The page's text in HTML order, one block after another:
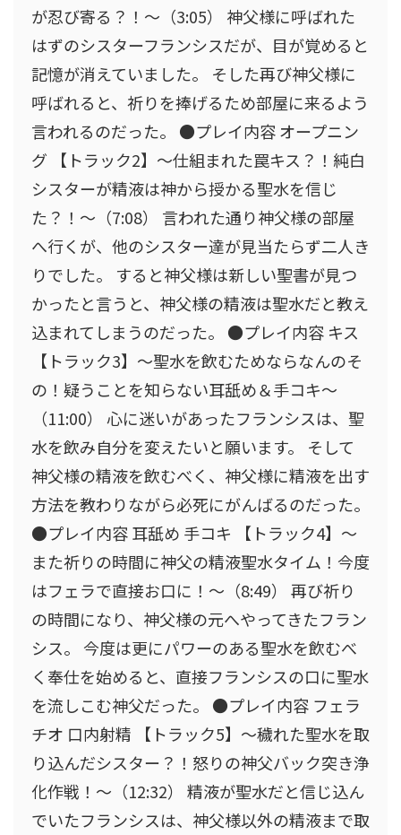
が忍び寄る？！〜（3:05） 神父様に呼ばれた
はずのシスターフランシスだが、目が覚めると
記憶が消えていました。 そした再び神父様に
呼ばれると、祈りを捧げるため部屋に来るよう
言われるのだった。 ●プレイ内容 オープニン
グ 【トラック2】〜仕組まれた罠キス？！純白
シスターが精液は神から授かる聖水を信じ
た？！〜（7:08） 言われた通り神父様の部屋
へ行くが、他のシスター達が見当たらず二人き
りでした。 すると神父様は新しい聖書が見つ
かったと言うと、神父様の精液は聖水だと教え
込まれてしまうのだった。 ●プレイ内容 キス
【トラック3】〜聖水を飲むためならなんのそ
の！疑うことを知らない耳舐め＆手コキ〜
（11:00） 心に迷いがあったフランシスは、聖
水を飲み自分を変えたいと願います。 そして
神父様の精液を飲むべく、神父様に精液を出す
方法を教わりながら必死にがんばるのだった。
●プレイ内容 耳舐め 手コキ 【トラック4】〜
また祈りの時間に神父の精液聖水タイム！今度
はフェラで直接お口に！〜（8:49） 再び祈り
の時間になり、神父様の元へやってきたフラン
シス。 今度は更にパワーのある聖水を飲むべ
く奉仕を始めると、直接フランシスの口に聖水
を流しこむ神父だった。 ●プレイ内容 フェラ
チオ 口内射精 【トラック5】〜穢れた聖水を取
り込んだシスター？！怒りの神父バック突き浄
化作戦！〜（12:32） 精液が聖水だと信じ込ん
でいたフランシスは、神父様以外の精液まで取